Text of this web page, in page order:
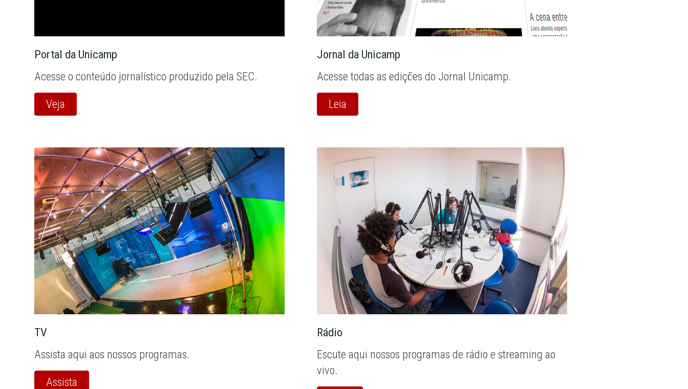
Portal da Unicamp
Acesse o conteúdo jornalístico produzido pela SEC.
Veja
Jornal da Unicamp
Acesse todas as edições do Jornal Unicamp.
Leia
TV
Assista aqui aos nossos programas.
Assista
Rádio
Escute aqui nossos programas de rádio e streaming ao
vivo.